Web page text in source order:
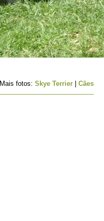
Mais fotos: Skye Terrier Cães